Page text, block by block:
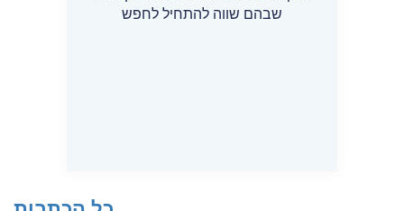
שבהם שווה להתחיל לחפש